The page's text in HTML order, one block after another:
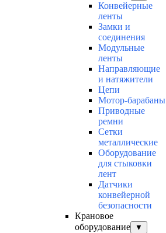
Конвейерные
ленты
Замки и
соединения
Модульные
ленты
Направляющие
и натяжители
Цепи
Мотор-барабаны
Приводные
ремни
Сетки
металлические
Оборудование
для стыковки
лент
Датчики
конвейерной
безопасности
Крановое
оборудование
▼